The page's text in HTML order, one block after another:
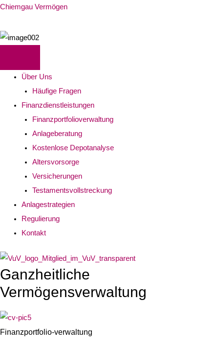
Chiemgau Vermögen
Über Uns
Häufige Fragen
Finanzdienstleistungen
Finanzportfolioverwaltung
Anlageberatung
Kostenlose Depotanalyse
Altersvorsorge
Versicherungen
Testamentsvollstreckung
Anlagestrategien
Regulierung
Kontakt
Ganzheitliche
Vermögensverwaltung
Finanzportfolio-verwaltung